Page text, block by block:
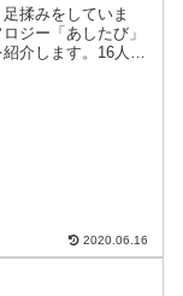
揉みをしていま
ジー「あしたび」
介します。16人目
2020.06.16